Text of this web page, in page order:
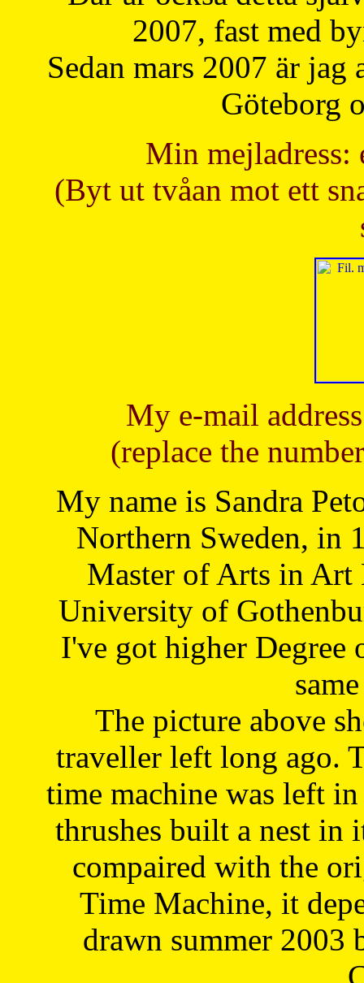
2007, fast med
Sedan mars 2007 är
Göteborg
Min mejladress:
(Byt ut tvåan mot ett
My e-mail
(replace the
My name is Sandra
Northern Sweden, in
Master of Arts in Art
University of
I've got higher Degree
The picture above
traveller left long ago.
time machine was left
thrushes built a nest in
compaired with the
Time Machine, it
drawn summer 2003